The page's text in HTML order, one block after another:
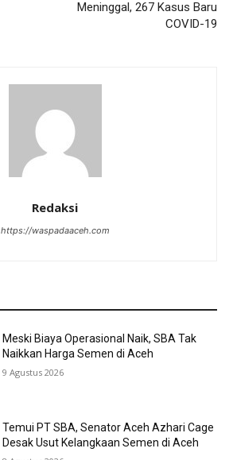
Meninggal, 267 Kasus Baru
COVID-19
Redaksi
https://waspadaaceh.com
Meski Biaya Operasional Naik, SBA Tak
Naikkan Harga Semen di Aceh
9 Agustus 2026
Temui PT SBA, Senator Aceh Azhari Cage
Desak Usut Kelangkaan Semen di Aceh